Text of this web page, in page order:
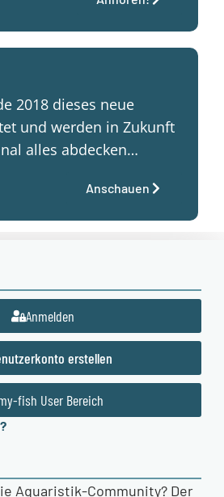
2018 dieses neue
und werden in Zukunft
alles abdecken…
Anschauen
Anmelden
erstellen
fish User Bereich
Aquaristik-Community? Der